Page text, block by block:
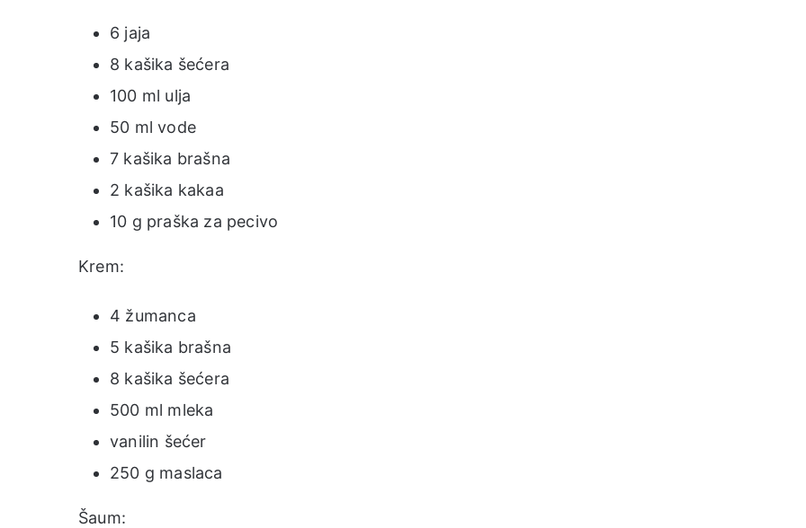
6 jaja
8 kašika šećera
100 ml ulja
50 ml vode
7 kašika brašna
2 kašika kakaa
10 g praška za pecivo
Krem:
4 žumanca
5 kašika brašna
8 kašika šećera
500 ml mleka
vanilin šećer
250 g maslaca
Šaum: